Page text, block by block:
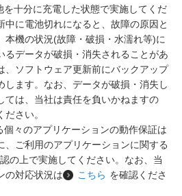
を十分に充電した状態で実施してくだ
中に電池切れになると、故障の原因と
本機の状況(故障・破損・水濡れ等)に
るデータが破損・消失されることがあ
、ソフトウェア更新前にバックアップ
します。なお、データが破損・消失し
ては、当社は責任を負いかねますの
さい。
個々のアプリケーションの動作保証は
、ご利用のアプリケーションに関する
の上で実施してください。なお、当
の対応状況は
こちら を確認くださ